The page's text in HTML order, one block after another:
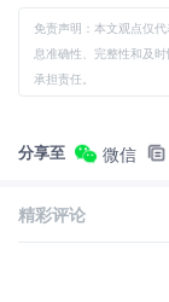
免责声明：本文观点仅
息准确性、完整性和及
承担责任。
分享至 微信
精彩评论